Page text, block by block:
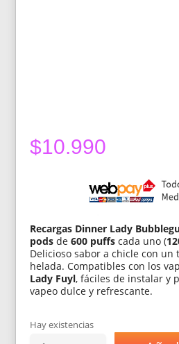
$10.990
Recargas Dinner Lady
pods de600 puffs cada uno (
Delicioso sabor a chicle con un
helada. Compatibles con los
Lady Fuyl, fáciles de instalar y
vapeo dulce y refrescante.
Hay existencias